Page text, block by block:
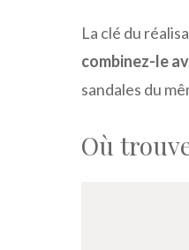
La clé du
combinez-le
sandales du
Où